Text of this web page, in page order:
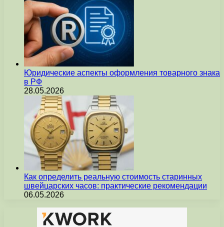
Юридические аспекты оформления товарного знака
в РФ
28.05.2026
Как определить реальную стоимость старинных
швейцарских часов: практические рекомендации
06.05.2026